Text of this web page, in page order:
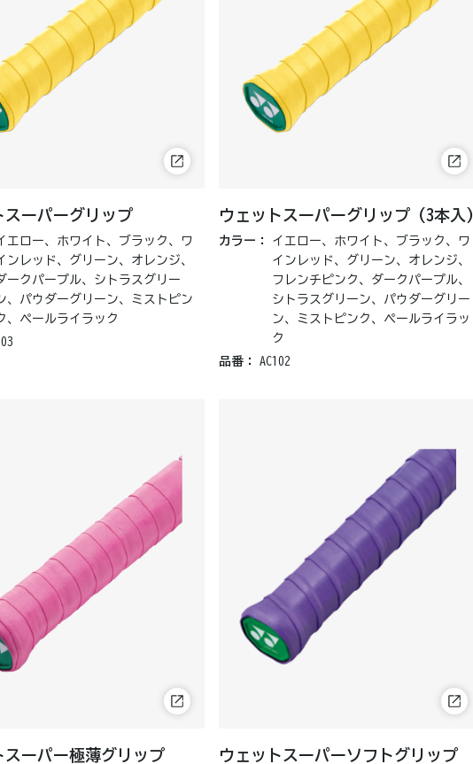
スーパーグリップ
エロー、ホワイト、ブラック、ワ
ンレッド、グリーン、オレンジ、
ークパープル、シトラスグリー
、パウダーグリーン、ミストピン
、ペールライラック
ウェットスーパーグリップ (3本入)
カラー：
イエロー、ホワイト、ブラック、ワ
インレッド、グリーン、オレンジ、
フレンチピンク、ダークパープル、
シトラスグリーン、パウダーグリー
ン、ミストピンク、ペールライラッ
ク
品番：
AC102
スーパー極薄グリップ ウェットスーパーソフトグリップ